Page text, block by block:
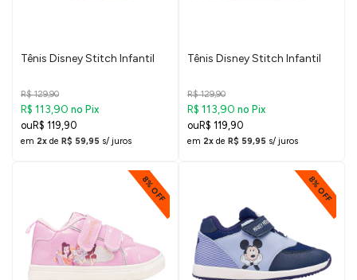
Tênis Disney Stitch Infantil
R$ 129,90
R$ 113,90 no Pix
R$ 119,90
em 2x de R$ 59,95 s/ juros
Tênis Disney Stitch Infantil
R$ 129,90
R$ 113,90 no Pix
R$ 119,90
em 2x de R$ 59,95 s/ juros
8% OFF 8% OFF